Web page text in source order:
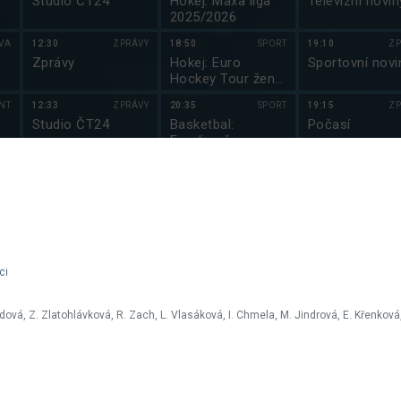
12:30 ZPRÁVY
Zprávy
12:33 ZPRÁVY
Studio ČT24
Zprávy
2025/2026
18:50 SPORT
Hokej: Euro
Hockey Tour žen
20:35 SPORT
Basketbal:
Euroliga žen
19:10
Sportovní
19:15
Počasí
Kriminálka Las
Vegas XIII (18)
Z. Zlatohlávková, R. Zach, L. Vlasáková, I. Chmela, M. Jindrová, E.